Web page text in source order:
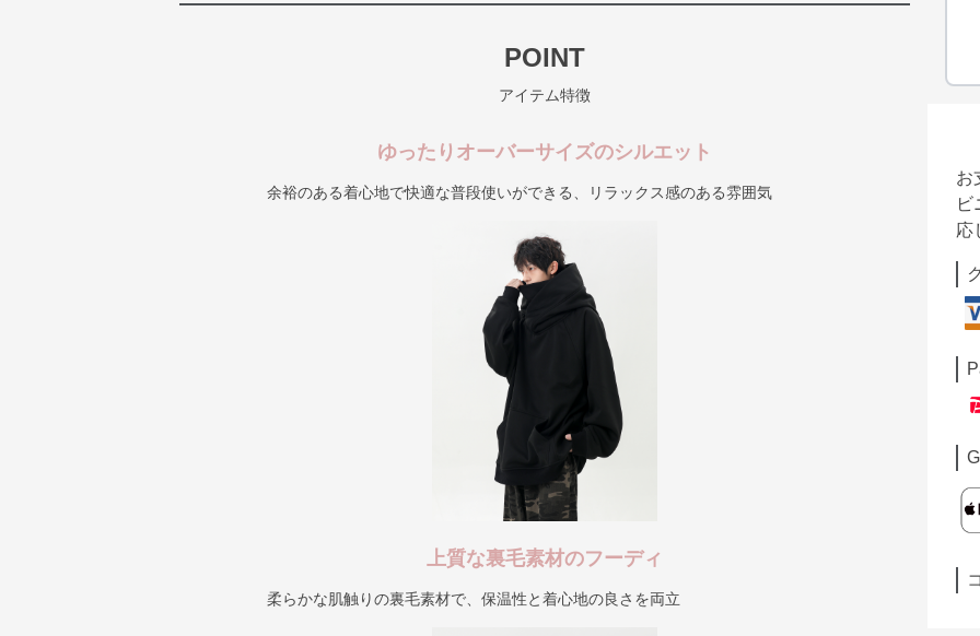
POINT
アイテム特徴
ゆったりオーバーサイズのシルエット
余裕のある着心地で快適な普段使いができる、リラックス感のある雰囲気
上質な裏毛素材のフーディ
柔らかな肌触りの裏毛素材で、保温性と着心地の良さを両立
お
ビ
応